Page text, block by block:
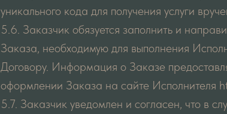
уникального кода для получения услуги
5.6. Заказчик обязуется заполнить и
Заказа, необходимую для выполнения
Договору. Информация о Заказе
оформлении Заказа на сайте Исполнителя
5.7. Заказчик уведомлен и согласен, что в